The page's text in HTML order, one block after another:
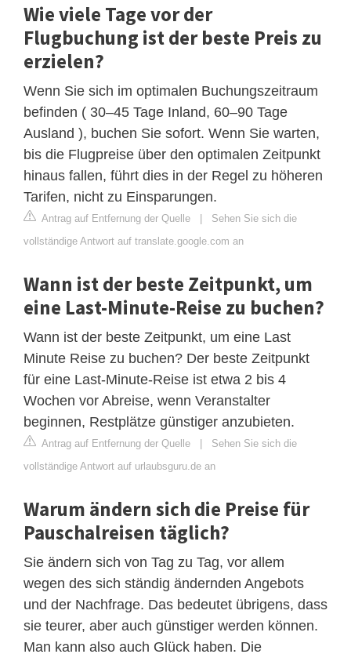
Wie viele Tage vor der
Flugbuchung ist der beste Preis zu
erzielen?
Wenn Sie sich im optimalen Buchungszeitraum
befinden ( 30–45 Tage Inland, 60–90 Tage
Ausland ), buchen Sie sofort. Wenn Sie warten,
bis die Flugpreise über den optimalen Zeitpunkt
hinaus fallen, führt dies in der Regel zu höheren
Tarifen, nicht zu Einsparungen.
Antrag auf Entfernung der Quelle | Sehen Sie sich die
vollständige Antwort auf translate.google.com an
Wann ist der beste Zeitpunkt, um
eine Last-Minute-Reise zu buchen?
Wann ist der beste Zeitpunkt, um eine Last
Minute Reise zu buchen? Der beste Zeitpunkt
für eine Last-Minute-Reise ist etwa 2 bis 4
Wochen vor Abreise, wenn Veranstalter
beginnen, Restplätze günstiger anzubieten.
Antrag auf Entfernung der Quelle | Sehen Sie sich die
vollständige Antwort auf urlaubsguru.de an
Warum ändern sich die Preise für
Pauschalreisen täglich?
Sie ändern sich von Tag zu Tag, vor allem
wegen des sich ständig ändernden Angebots
und der Nachfrage. Das bedeutet übrigens, dass
sie teurer, aber auch günstiger werden können.
Man kann also auch Glück haben. Die